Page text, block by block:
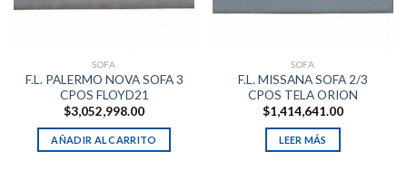
SOFA
F.L. PALERMO NOVA SOFA 3
CPOS FLOYD21
$3,052,998.00
AÑADIR AL CARRITO
SOFA
F.L. MISSANA SOFA 2/3
CPOS TELA ORION
$1,414,641.00
LEER MÁS